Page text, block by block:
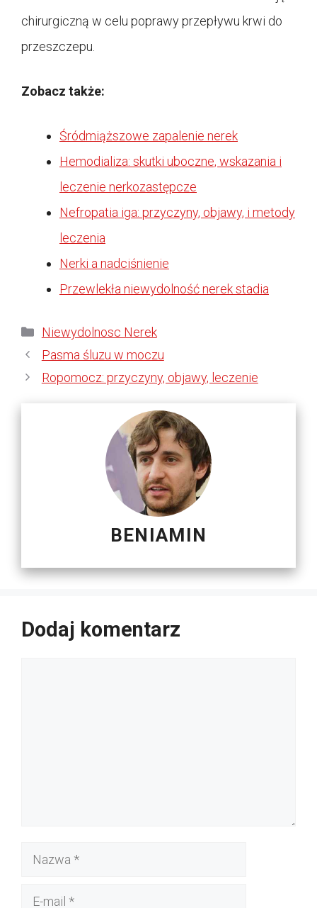
chirurgiczną w celu poprawy przepływu krwi do
przeszczepu.
Zobacz także:
Śródmiąższowe zapalenie nerek
Hemodializa: skutki uboczne, wskazania i
leczenie nerkozastępcze
Nefropatia iga: przyczyny, objawy, i metody
leczenia
Nerki a nadciśnienie
Przewlekła niewydolność nerek stadia
Kategorie
Niewydolnosc Nerek
Pasma śluzu w moczu
Ropomocz: przyczyny, objawy, leczenie
BENIAMIN
Dodaj komentarz
Nazwa